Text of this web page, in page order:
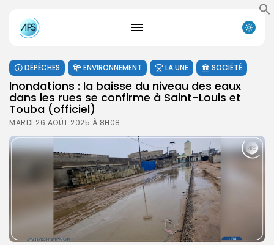
DÉPÊCHES ENVIRONNEMENT LA UNE SOCIÉTÉ
Inondations : la baisse du niveau des eaux
dans les rues se confirme à Saint-Louis et
Touba (officiel)
MARDI 26 AOÛT 2025 À 8H08